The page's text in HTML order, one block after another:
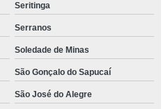
Seritinga
Serranos
Soledade de Minas
São Gonçalo do Sapucaí
São José do Alegre